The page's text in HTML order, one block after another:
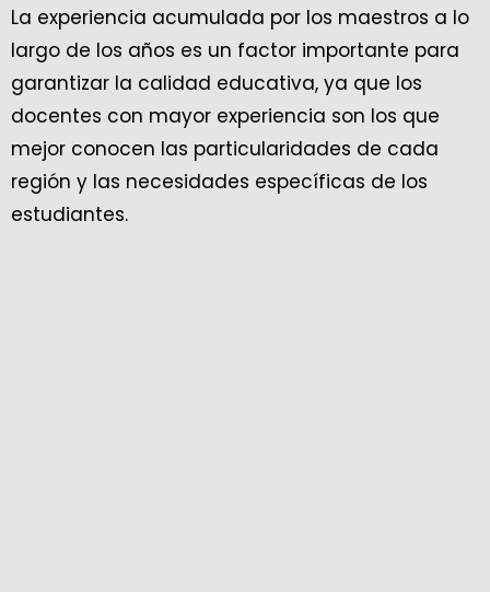
La experiencia acumulada por los maestros a lo
largo de los años es un factor importante para
garantizar la calidad educativa, ya que los
docentes con mayor experiencia son los que
mejor conocen las particularidades de cada
región y las necesidades específicas de los
estudiantes.